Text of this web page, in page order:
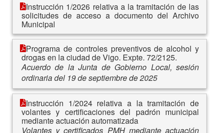
Instrucción 1/2026 relativa a la tramitación de las
solicitudes de acceso a documento del Archivo
Municipal
Programa de controles preventivos de alcohol y
drogas en la ciudad de Vigo. Expte. 72/2125.
Acuerdo de la Junta de Gobierno Local, sesión
ordinaria del 19 de septiembre de 2025
Instrucción 1/2024 relativa a la tramitación de
volantes y certificaciones del padrón municipal
mediante actuación automatizada
Volantes y certificados PMH mediante actuación